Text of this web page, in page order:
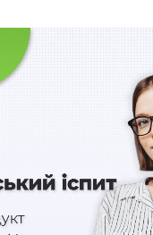
зміни до ст. 15
депутата
Рада України
запиту
конституційного
від її
25 встановлено
перед вступом на